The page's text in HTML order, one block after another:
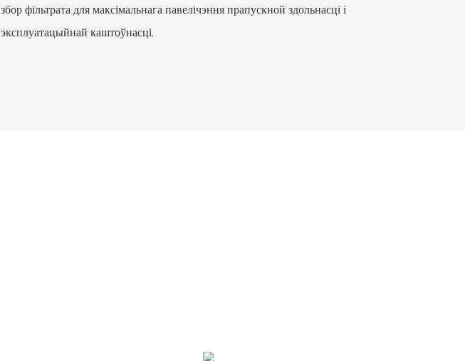
збор фільтрата для максімальнага павелічэння прапускной здольнасці і
эксплуатацыйнай каштоўнасці.